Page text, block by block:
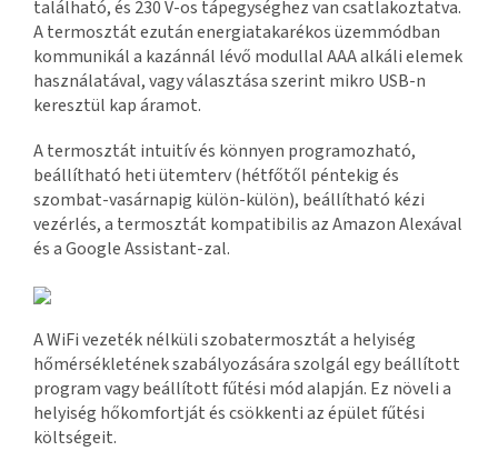
található, és 230 V-os tápegységhez van csatlakoztatva.
A termosztát ezután energiatakarékos üzemmódban
kommunikál a kazánnál lévő modullal AAA alkáli elemek
használatával, vagy választása szerint mikro USB-n
keresztül kap áramot.
A termosztát intuitív és könnyen programozható,
beállítható heti ütemterv (hétfőtől péntekig és
szombat-vasárnapig külön-külön), beállítható kézi
vezérlés, a termosztát kompatibilis az Amazon Alexával
és a Google Assistant-zal.
A WiFi vezeték nélküli szobatermosztát a helyiség
hőmérsékletének szabályozására szolgál egy beállított
program vagy beállított fűtési mód alapján. Ez növeli a
helyiség hőkomfortját és csökkenti az épület fűtési
költségeit.